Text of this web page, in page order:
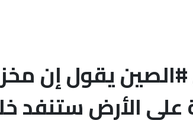
#الصين يقول إن